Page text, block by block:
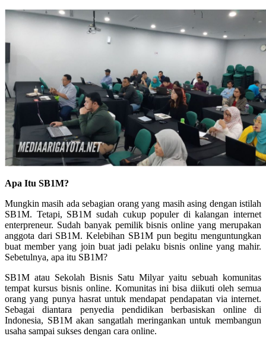
Apa Itu SB1M?
Mungkin masih ada sebagian orang yang masih asing dengan istilah
SB1M. Tetapi, SB1M sudah cukup populer di kalangan internet
enterpreneur. Sudah banyak pemilik bisnis online yang merupakan
anggota dari SB1M. Kelebihan SB1M pun begitu menguntungkan
buat member yang join buat jadi pelaku bisnis online yang mahir.
Sebetulnya, apa itu SB1M?
SB1M atau Sekolah Bisnis Satu Milyar yaitu sebuah komunitas
tempat kursus bisnis online. Komunitas ini bisa diikuti oleh semua
orang yang punya hasrat untuk mendapat pendapatan via internet.
Sebagai diantara penyedia pendidikan berbasiskan online di
Indonesia, SB1M akan sangatlah meringankan untuk membangun
usaha sampai sukses dengan cara online.